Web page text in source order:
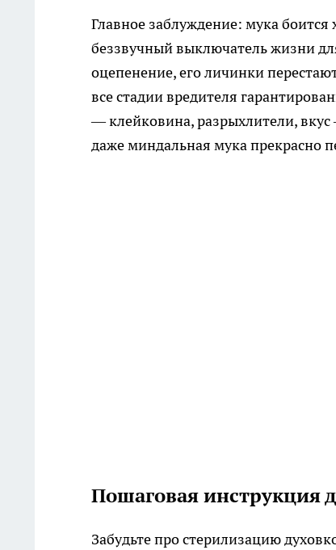
Главное заблуждение: мука
беззвучный выключатель жизни
оцепенение, его личинки
все стадии вредителя
— клейковина, разрыхлители,
даже миндальная мука прекрасно
Пошаговая инструкция
Забудьте про стерилизацию